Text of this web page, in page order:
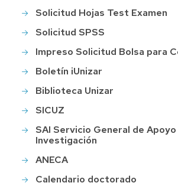
Solicitud Hojas Test Examen
Solicitud SPSS
Impreso Solicitud Bolsa para
Boletín iUnizar
Biblioteca Unizar
SICUZ
SAI Servicio General de Apoyo
Investigación
ANECA
Calendario doctorado